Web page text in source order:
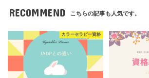
RECOMMEND こちらの記事も人気です。
カラーセラピー資格